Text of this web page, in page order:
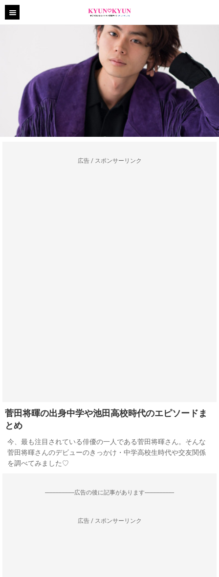
広告 / スポンサーリンク
菅田将暉の出身中学や池田高校時代のエピソードま
とめ
今、最も注目されている俳優の一人である菅田将暉さん。そんな
菅田将暉さんのデビューのきっかけ・中学高校生時代や交友関係
を調べてみました♡
--------------------広告の後に記事があります--------------------
広告 / スポンサーリンク